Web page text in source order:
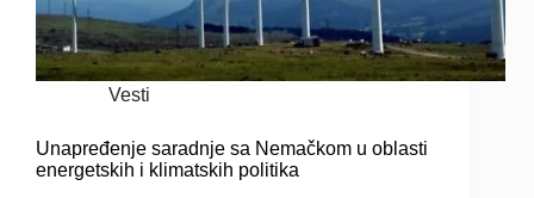
Vesti
Unapređenje saradnje sa Nemačkom u oblasti
energetskih i klimatskih politika